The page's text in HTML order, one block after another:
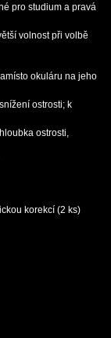
pro studium a pravá
volnost při volbě
okuláru na jeho
ostrosti; k
ostrosti,
korekcí (2 ks)